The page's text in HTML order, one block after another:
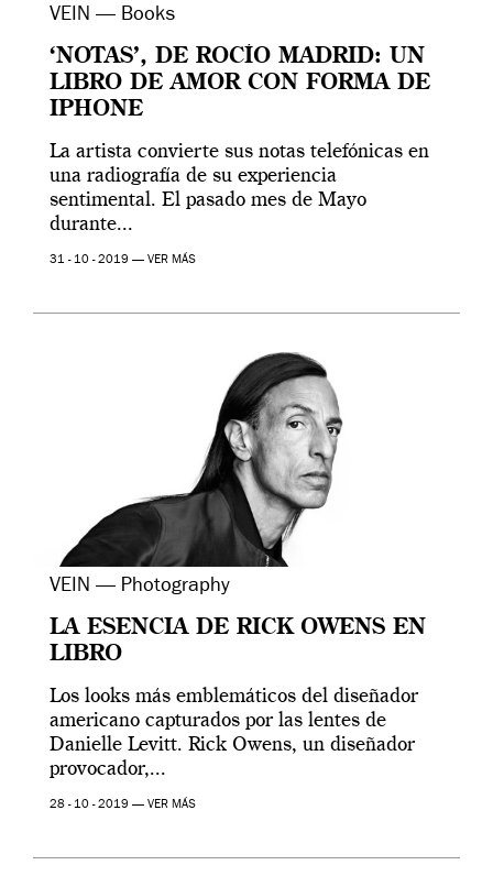
VEIN — Books
‘NOTAS’, DE ROCÍO MADRID: UN
LIBRO DE AMOR CON FORMA DE
IPHONE
La artista convierte sus notas telefónicas en
una radiografía de su experiencia
sentimental. El pasado mes de Mayo
durante...
31 - 10 - 2019 — VER MÁS
VEIN — Photography
LA ESENCIA DE RICK OWENS EN
LIBRO
Los looks más emblemáticos del diseñador
americano capturados por las lentes de
Danielle Levitt. Rick Owens, un diseñador
provocador,...
28 - 10 - 2019 — VER MÁS